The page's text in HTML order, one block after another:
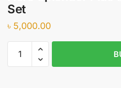
Set
৳ 5,000.00
Splendor